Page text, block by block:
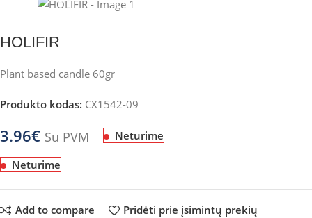
HOLIFIR
Plant based candle 60gr
Produkto kodas: CX1542-09
3.96€ Su PVM Neturime
Neturime
Add to compare Pridėti prie įsimintų prekių